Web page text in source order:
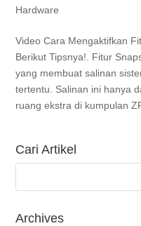
Hardware
Video Cara Mengaktifkan
Berikut Tipsnya!. Fitur
yang membuat salinan
tertentu. Salinan ini hanya
ruang ekstra di kumpulan
Cari Artikel
Archives